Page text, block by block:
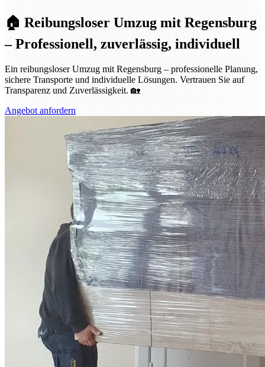
🏠 Reibungsloser Umzug mit Regensburg
– Professionell, zuverlässig, individuell
Ein reibungsloser Umzug mit Regensburg – professionelle Planung,
sichere Transporte und individuelle Lösungen. Vertrauen Sie auf
Transparenz und Zuverlässigkeit. 🏡
Angebot anfordern